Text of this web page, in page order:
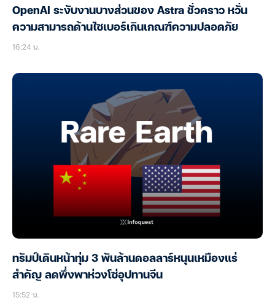
OpenAI ระงับงานบางส่วนของ Astra ชั่วคราว หวั่น
ความสามารถด้านไซเบอร์เกินเกณฑ์ความปลอดภัย
16:24 น.
ทรัมป์เดินหน้าทุ่ม 3 พันล้านดอลลาร์หนุนเหมืองแร่
สำคัญ ลดพึ่งพาห่วงโซ่อุปทานจีน
15:52 น.